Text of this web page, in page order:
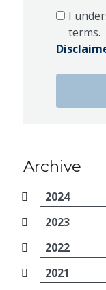
I
terms.
Archive
2024
2023
2022
2021